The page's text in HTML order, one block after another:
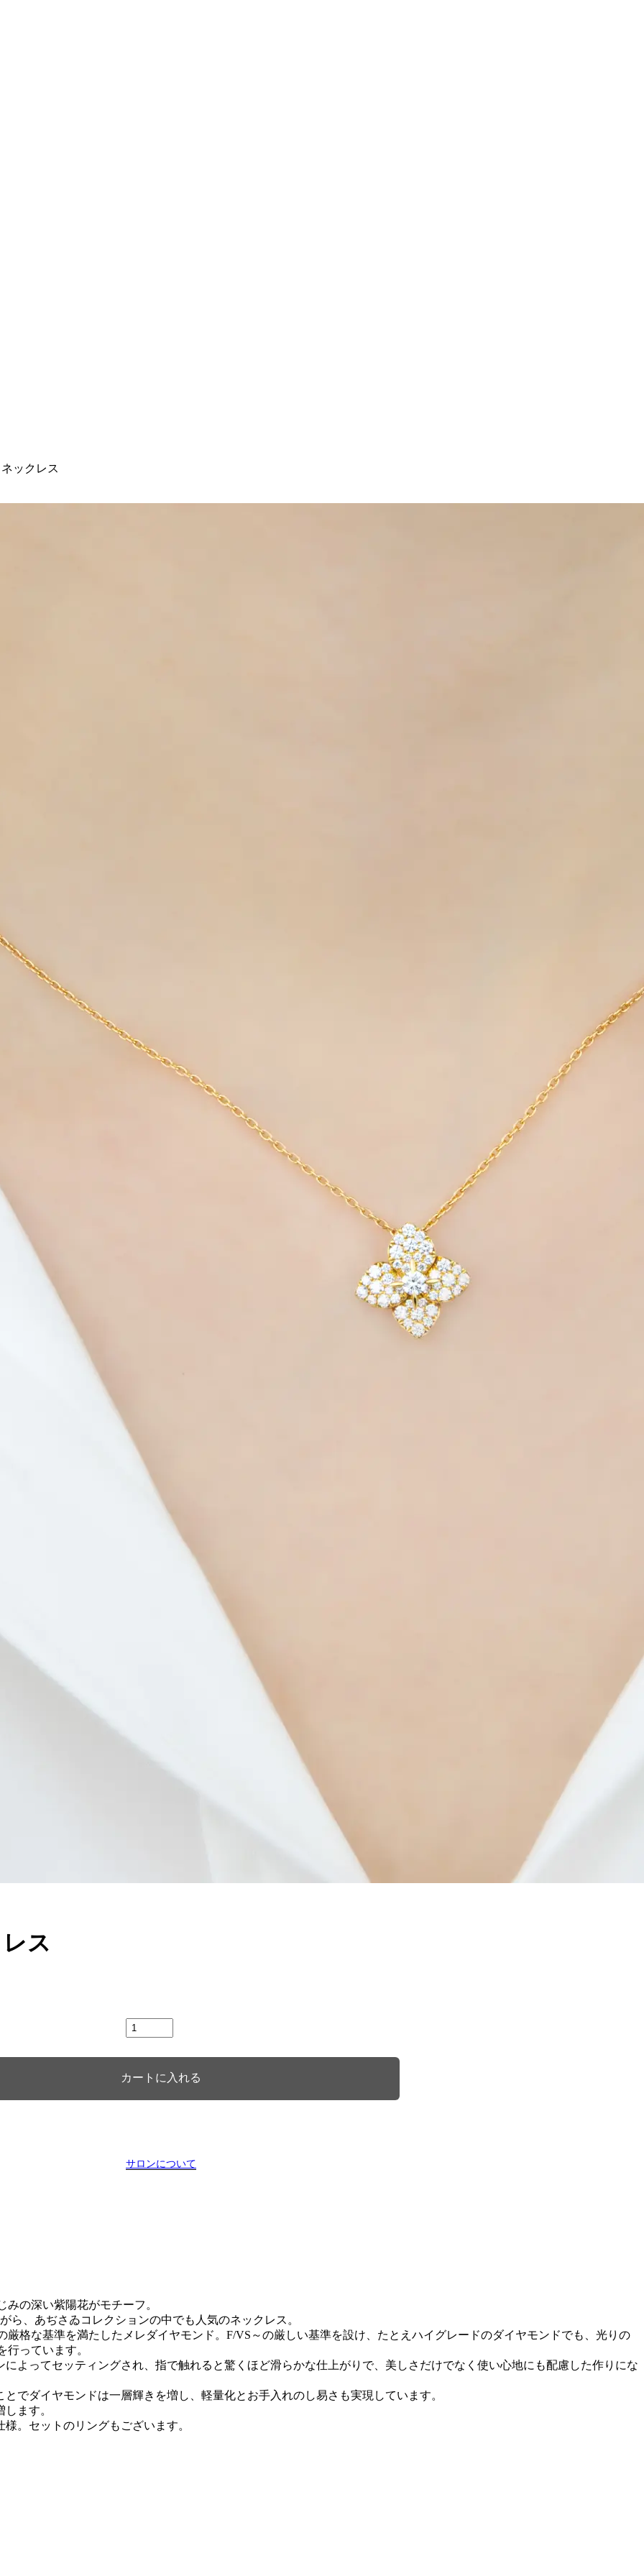
ックレス
ス
サロンについて
の深い紫陽花がモチーフ。
、あぢさゐコレクションの中でも人気のネックレス。
格な基準を満たしたメレダイヤモンド。F/VS～の厳しい基準を設け、たとえハイグレードのダイヤモンドでも、光りの
っています。
よってセッティングされ、指で触れると驚くほど滑らかな仕上がりで、美しさだけでなく使い心地にも配慮した作りにな
でダイヤモンドは一層輝きを増し、軽量化とお手入れのし易さも実現しています。
ます。
。セットのリングもございます。